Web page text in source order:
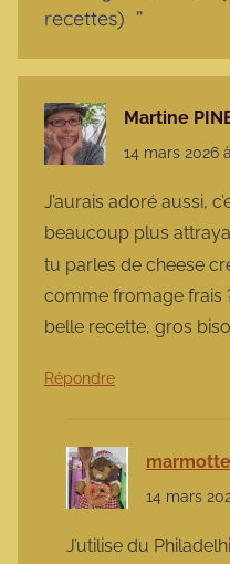
recettes) ”
Martine
14 mars 2026
J’aurais adoré aussi,
beaucoup plus
tu parles de cheese
comme fromage frais
belle recette, gros
Répondre
marmotte
14 mars
J’utilise du